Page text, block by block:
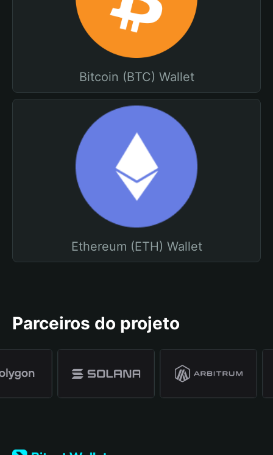
Bitcoin (BTC) Wallet
Ethereum (ETH) Wallet
Parceiros do projeto